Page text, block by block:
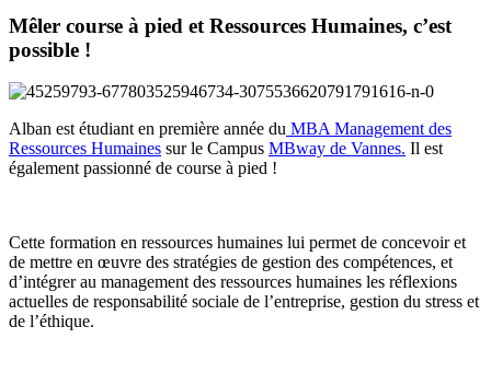
Mêler course à pied et Ressources Humaines, c’est
possible !
Alban est étudiant en première année du MBA Management des
Ressources Humaines sur le Campus MBway de Vannes. Il est
également passionné de course à pied !
Cette formation en ressources humaines lui permet de concevoir et
de mettre en œuvre des stratégies de gestion des compétences, et
d’intégrer au management des ressources humaines les réflexions
actuelles de responsabilité sociale de l’entreprise, gestion du stress et
de l’éthique.